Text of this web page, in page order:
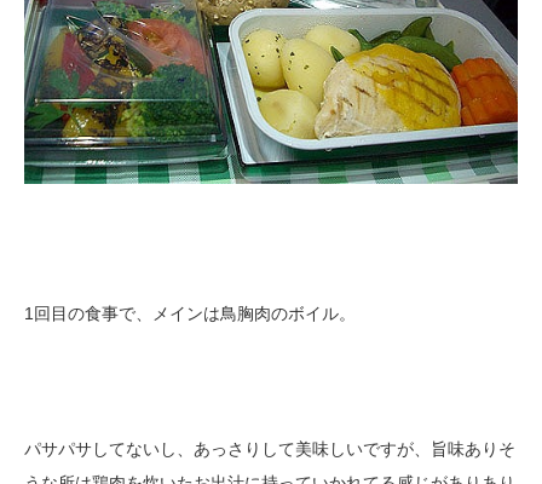
1回目の食事で、メインは鳥胸肉のボイル。
パサパサしてないし、あっさりして美味しいですが、旨味ありそ